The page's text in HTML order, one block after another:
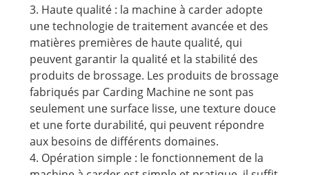
3. Haute qualité : la machine à carder adopte
une technologie de traitement avancée et des
matières premières de haute qualité, qui
peuvent garantir la qualité et la stabilité des
produits de brossage. Les produits de brossage
fabriqués par Carding Machine ne sont pas
seulement une surface lisse, une texture douce
et une forte durabilité, qui peuvent répondre
aux besoins de différents domaines.
4. Opération simple : le fonctionnement de la